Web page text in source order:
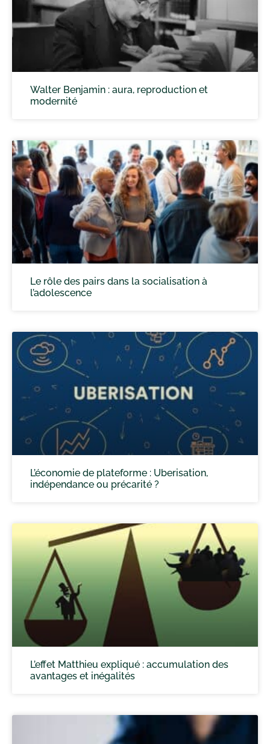
Walter Benjamin : aura, reproduction et
modernité
Le rôle des pairs dans la socialisation à
l’adolescence
L’économie de plateforme : Uberisation,
indépendance ou précarité ?
L’effet Matthieu expliqué : accumulation des
avantages et inégalités